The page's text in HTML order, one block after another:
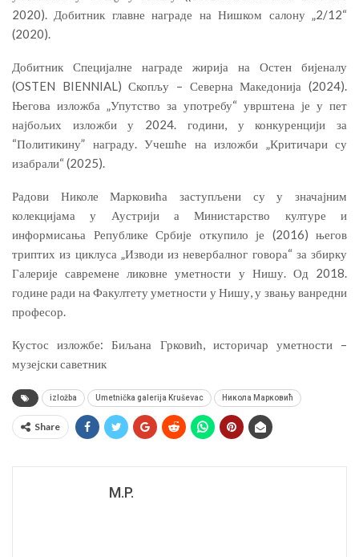
2020). Добитник главне награде на Нишком салону „2/12“
(2020).
Добитник Специјалне награде жирија на Остен бијеналу
(OSTEN BIENNIAL) Скопљу – Северна Македонија (2024).
Његова изложба „Упутство за употребу“ уврштена је у пет
најбољих изложби у 2024. години, у конкуренцији за
“Политикину” награду. Учешће на изложби „Критичари су
изабрали“ (2025).
Радови Николе Марковића заступљени су у значајним
колекцијама у Аустрији а Министарство културе и
информисања Републике Србије откупило је (2016) његов
триптих из циклуса „Изводи из невербалног говора“ за збирку
Галерије савремене ликовне уметности у Нишу. Од 2018.
године ради на Факултету уметности у Нишу, у звању ванредни
професор.
Кустос изложбе: Биљана Грковић, историчар уметности –
музејски саветник
izložba Umetnička galerija Kruševac Никола Марковић
Share
M.P.